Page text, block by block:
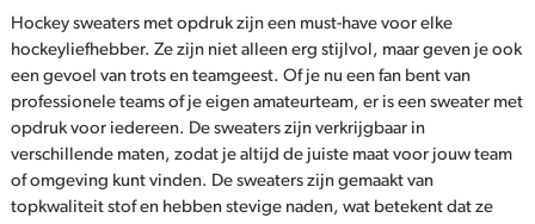
Hockey sweaters met opdruk zijn een must-have voor elke
hockeyliefhebber. Ze zijn niet alleen erg stijlvol, maar geven je ook
een gevoel van trots en teamgeest. Of je nu een fan bent van
professionele teams of je eigen amateurteam, er is een sweater met
opdruk voor iedereen. De sweaters zijn verkrijgbaar in
verschillende maten, zodat je altijd de juiste maat voor jouw team
of omgeving kunt vinden. De sweaters zijn gemaakt van
topkwaliteit stof en hebben stevige naden, wat betekent dat ze